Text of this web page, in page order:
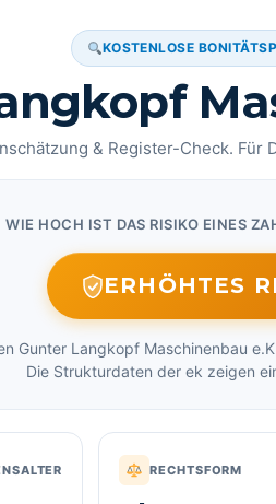
KOSTENLOSE
& Register-Check. Für
WIE HOCH IST DAS RISIKO EINES
ERHÖHTES
Gunter Langkopf Maschinenbau
Die Strukturdaten der ek zeigen
RECHTSFORM